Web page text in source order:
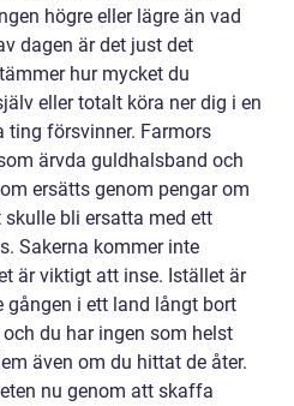
högre eller lägre än vad
dagen är det just det
hur mycket du
eller totalt köra ner dig i en
ting försvinner. Farmors
ärvda guldhalsband och
ersätts genom pengar om
bli ersatta med ett
Sakerna kommer inte
är viktigt att inse. Istället är
i ett land långt bort
du har ingen som helst
även om du hittat de åter.
nu genom att skaffa